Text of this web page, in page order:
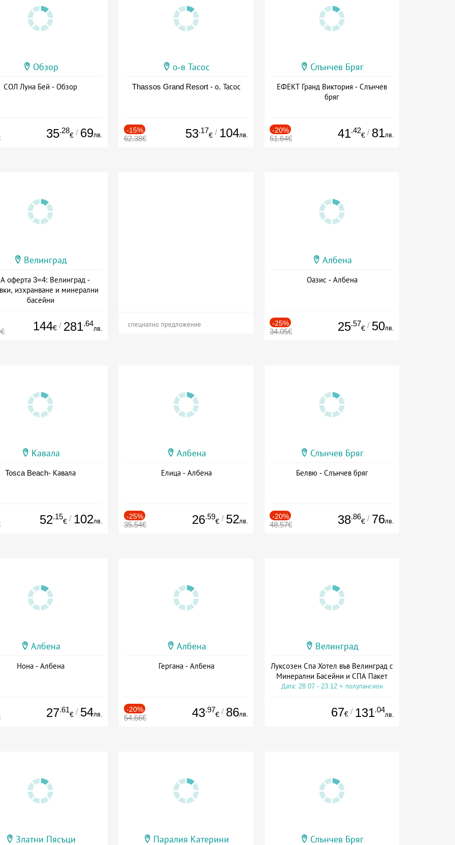
Обзор
СОЛ Луна Бей - Обзор
35.28
€ / 69лв.
о-в Тасос
Thassos Grand Resort - о. Тасос
-15%
62.38€ 53.17
€ / 104лв.
Слънчев Бряг
ЕФЕКТ Гранд Виктория - Слънчев
бряг
-20%
51.64€ 41.42
€ / 81лв.
Велинград
оферта 3=4: Велинград -
изхранване и минерални
басейни
144€ / 281.64
лв. специално предложение
Албена
Оазис - Албена
-25%
34.05€ 25.57
€ / 50лв.
Кавала
Tosca Beach- Кавала
52.15
€ / 102лв.
Албена
Елица - Албена
-25%
35.54€ 26.59
€ / 52лв.
Слънчев Бряг
Белвю - Слънчев бряг
-20%
48.57€ 38.86
€ / 76лв.
Албена
Нона - Албена
27.61
€ / 54лв.
Албена
Гергана - Албена
-20%
54.66€ 43.97
€ / 86лв.
Велинград
Луксозен Спа Хотел във Велинград с
Минерални Басейни и СПА Пакет
Дата: 28.07 - 23.12 + полупансион
67€ / 131.04
лв.
Златни Пясъци Паралия Катерини Слънчев Бряг